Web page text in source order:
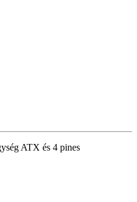
ATX és 4 pines